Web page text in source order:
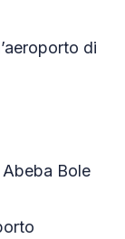
di
Bole